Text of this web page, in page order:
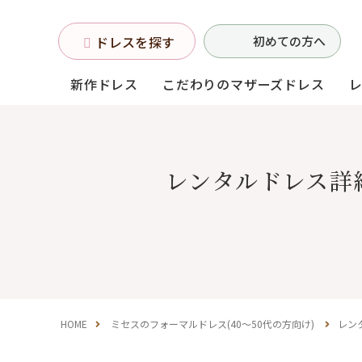
ドレスを探す 初めての方へ
新作ドレス こだわりのマザーズドレス
お母様フォーマルドレス
(マザーズドレス)レンタルドレス詳
HOME ミセスのフォーマルドレス(40～50代の方向け) レン